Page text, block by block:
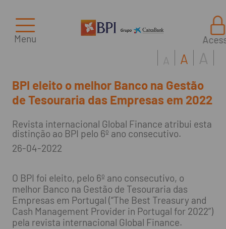
Menu
BPI eleito o melhor Banco na Gestão
de Tesouraria das Empresas em 2022
A A A
Revista internacional Global Finance atribui esta
distinção ao BPI pelo 6º ano consecutivo.
26-04-2022
O BPI foi eleito, pelo 6º ano consecutivo, o
melhor Banco na Gestão de Tesouraria das
Empresas em Portugal (“The Best Treasury and
Cash Management Provider in Portugal for 2022”)
pela revista internacional Global Finance.